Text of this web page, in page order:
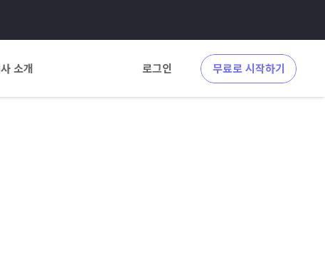
소개 로그인 무료로 시작하기